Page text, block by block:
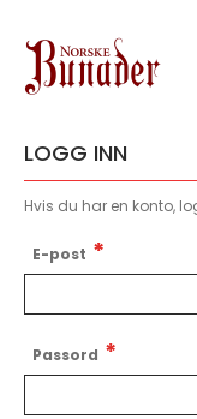
LOGG INN
Hvis du har en konto,
E-post
Passord